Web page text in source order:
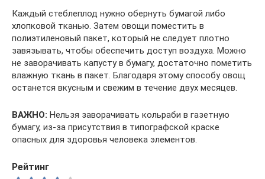
Каждый стеблеплод нужно обернуть бумагой либо
хлопковой тканью. Затем овощи поместить в
полиэтиленовый пакет, который не следует плотно
завязывать, чтобы обеспечить доступ воздуха. Можно
не заворачивать капусту в бумагу, достаточно пометить
влажную ткань в пакет. Благодаря этому способу овощ
останется вкусным и свежим в течение двух месяцев.
ВАЖНО: Нельзя заворачивать кольраби в газетную
бумагу, из-за присутствия в типографской краске
опасных для здоровья человека элементов.
Рейтинг